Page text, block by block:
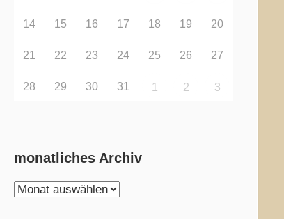
14 15 16 17 18 19 20
21 22 23 24 25 26 27
28 29 30 31 1 2 3
monatliches Archiv
monatliches